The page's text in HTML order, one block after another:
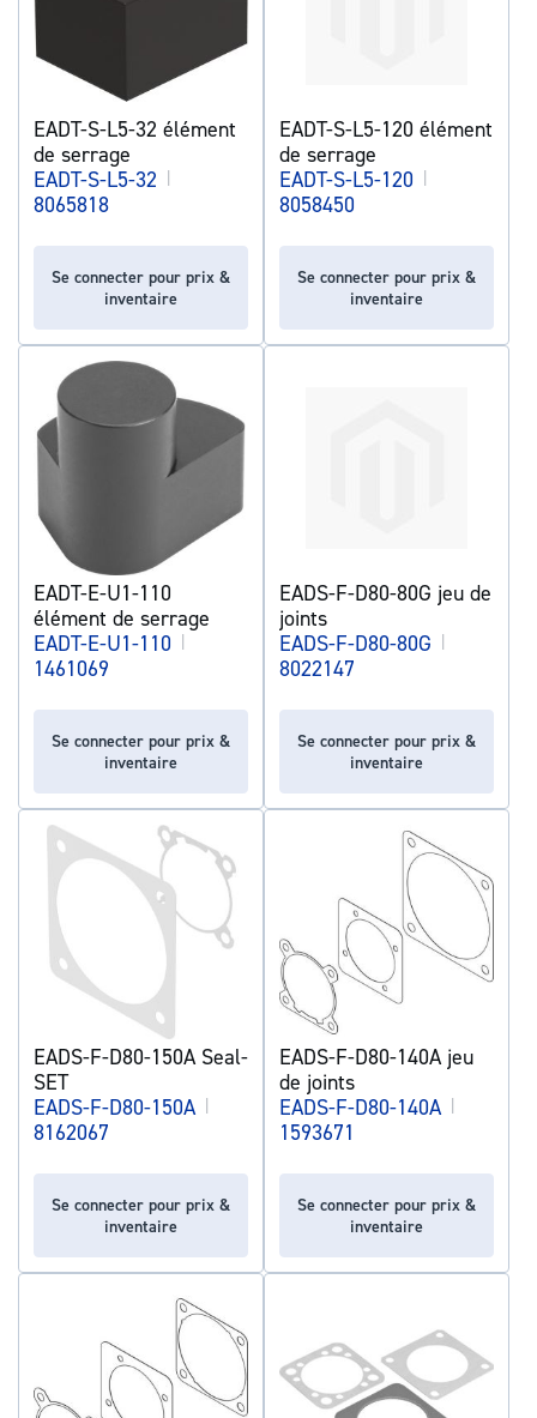
EADT-S-L5-32 élément
de serrage
EADT-S-L5-32 |
8065818
Se connecter pour prix &
inventaire
EADT-S-L5-120 élément
de serrage
EADT-S-L5-120 |
8058450
Se connecter pour prix &
inventaire
EADT-E-U1-110
élément de serrage
EADT-E-U1-110 |
1461069
Se connecter pour prix &
inventaire
EADS-F-D80-80G jeu de
joints
EADS-F-D80-80G |
8022147
Se connecter pour prix &
inventaire
EADS-F-D80-150A Seal-
SET
EADS-F-D80-150A |
8162067
Se connecter pour prix &
inventaire
EADS-F-D80-140A jeu
de joints
EADS-F-D80-140A |
1593671
Se connecter pour prix &
inventaire